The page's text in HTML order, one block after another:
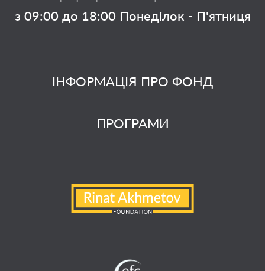
ІНФОРМАЦІЯ ПРО ФОНД
ПРОГРАМИ
з 09:00 до 18:00 Понеділок - П'ятниця